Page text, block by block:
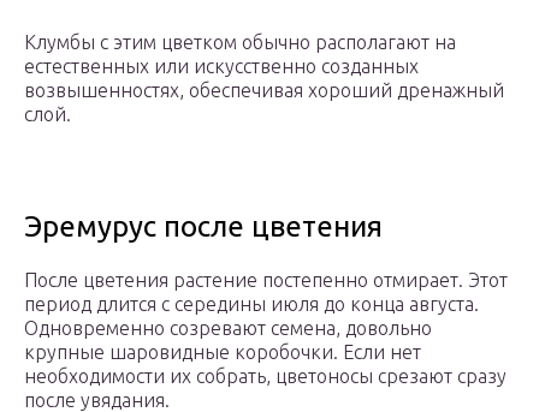
Клумбы с этим цветком обычно располагают на
естественных или искусственно созданных
возвышенностях, обеспечивая хороший дренажный
слой.
Эремурус после цветения
После цветения растение постепенно отмирает. Этот
период длится с середины июля до конца августа.
Одновременно созревают семена, довольно
крупные шаровидные коробочки. Если нет
необходимости их собрать, цветоносы срезают сразу
после увядания.